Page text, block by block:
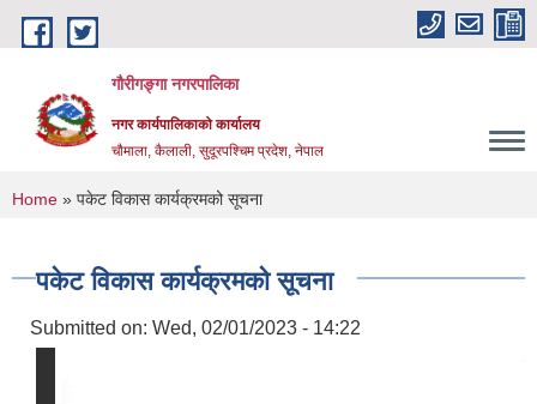
Skip to main content
गौरीगङ्गा नगरपालिका
नगर कार्यपालिकाको कार्यालय
चौमाला, कैलाली, सुदूरपश्चिम प्रदेश, नेपाल
You are here
Home » पकेट विकास कार्यक्रमको सूचना
पकेट विकास कार्यक्रमको सूचना
Submitted on: Wed, 02/01/2023 - 14:22